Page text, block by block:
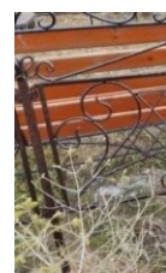
РАСПИСАНИЕ
СОЦИАЛЬНЫЕ СЕТИ